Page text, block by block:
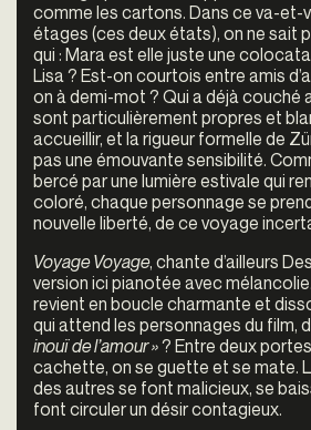
comme les cartons. Dans ce va-et-
étages (ces deux états), on ne sait
qui : Mara est elle juste une
Lisa ? Est-on courtois entre amis
on à demi-mot ? Qui a déjà couché
sont particulièrement propres et
accueillir, et la rigueur formelle de
pas une émouvante sensibilité.
bercé par une lumière estivale qui
coloré, chaque personnage se
nouvelle liberté, de ce voyage
Voyage Voyage, chante d’ailleurs
version ici pianotée avec
revient en boucle charmante et
qui attend les personnages du film,
inouï de l’amour »? Entre deux
cachette, on se guette et se mate.
des autres se font malicieux, se
font circuler un désir contagieux.